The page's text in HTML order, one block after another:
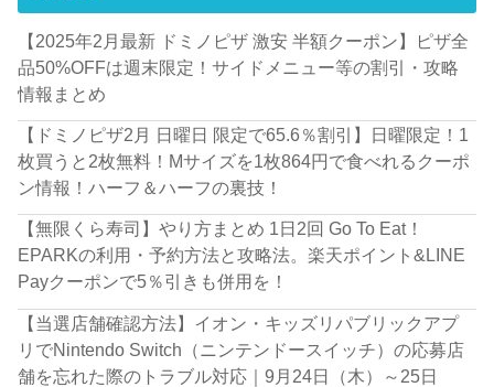
【2025年2月最新 ドミノピザ 激安 半額クーポン】ピザ全
品50%OFFは週末限定！サイドメニュー等の割引・攻略
情報まとめ
【ドミノピザ2月 日曜日 限定で65.6％割引】日曜限定！1
枚買うと2枚無料！Mサイズを1枚864円で食べれるクーポ
ン情報！ハーフ＆ハーフの裏技！
【無限くら寿司】やり方まとめ 1日2回 Go To Eat！
EPARKの利用・予約方法と攻略法。楽天ポイント&LINE
Payクーポンで5％引きも併用を！
【当選店舗確認方法】イオン・キッズリパブリックアプ
リでNintendo Switch（ニンテンドースイッチ）の応募店
舗を忘れた際のトラブル対応｜9月24日（木）～25日